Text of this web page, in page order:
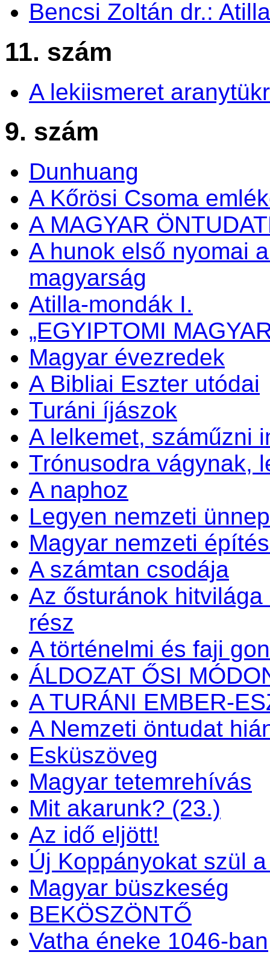
Bencsi Zoltán dr.:
11. szám
A lekiismeret
9. szám
Dunhuang
A Kőrösi Csoma
A MAGYAR
A hunok első nyomai
magyarság
Atilla-mondák I.
„EGYIPTOMI
Magyar évezredek
A Bibliai Eszter utódai
Turáni íjászok
A lelkemet, száműzni
Trónusodra vágynak,
A naphoz
Legyen nemzeti
Magyar nemzeti
A számtan csodája
Az ősturánok
rész
A történelmi és faji
ÁLDOZAT ŐSI
A TURÁNI EMBER-
A Nemzeti öntudat
Esküszöveg
Magyar tetemrehívás
Mit akarunk? (23.)
Az idő eljött!
Új Koppányokat szül
Magyar büszkeség
BEKÖSZÖNTŐ
Vatha éneke 1046-ban